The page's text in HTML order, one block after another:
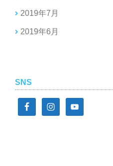
2019年7月
2019年6月
SNS